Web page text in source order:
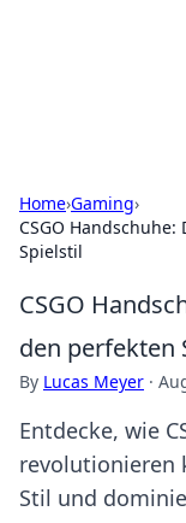
Home›Gaming›
CSGO
Spielstil
CSGO
den perfekten
By Lucas Meyer ·
Entdecke, wie
revolutionieren
Stil und